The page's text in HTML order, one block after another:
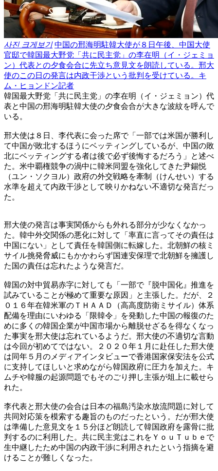
사진 크게보기 中国の邢海明駐韓大使が８日午後、中国大使
官邸で韓国最大野党「共に民主党」の李在明（イ・ジェミョ
ン）代表との夕食会合に先立ち意見文を朗読している。邢大
使のこの日の発言は内政干渉という批判を受けている。キ
ム・ヒョンドン記者
韓国最大野党「共に民主党」の李在明（イ・ジェミョン）代
表と中国の邢海明駐韓大使の夕食会合が大きな波紋を呼んで
いる。
邢大使は８日、李代表に会った席で「一部では米国が勝利し
て中国が敗北するほうにベッティングしているが、中国の敗
北にベッティングする者は後で必ず後悔するだろう」と述べ
た。米中覇権競争の渦中に韓米同盟を強化してきた尹錫悦
（ユン・ソクヨル）政府の外交戦略を牽制（けんせい）する
水準を超えて内政干渉として映りかねない不適切な発言だっ
た。
邢大使の発言は事実関係からも外れる部分が少なくなかっ
た。韓中外交関係の悪化に対して「率直に言ってその責任は
中国にない」として責任を韓国側に転嫁した。北朝鮮の核ミ
サイル挑発脅威にもかかわらず国連安保理で北朝鮮を擁護し
た国の責任は忘れたような発言だ。
韓国の対中貿易赤字に対しても「一部で『脱中国化』推進を
試みていることが極めて重要な原因」と主張した。だが、２
０１６年在韓米軍のＴＨＡＡＤ（高高度防衛ミサイル）体系
配備を理由にいわゆる「限韓令」を発動した中国の報復のた
めに多くの韓国企業が中国市場から離脱せざるを得なくなっ
た事実を邢大使は忘れているようだ。邢大使の不適切な言動
は今回が初めてではない。２０２０年１月に赴任した邢大使
は同年５月のメディアインタビューで香港国家保安法を公式
に支持してほしいと求めながら韓国政府に圧力を加えた。キ
ムチや韓服の起源問題でもそのごり押し主張が俎上に載せら
れた。
李代表と邢大使の会合は日本の福島汚染水放流問題に対して
共同対応策を模索する趣旨のものだったという。だが邢大使
は準備した意見文を１５分ほど朗読して韓国政府を露骨に批
判するのに利用した。共に民主党はこれをＹｏｕＴｕｂｅで
生中継したため中国の内政干渉に利用されたという指摘を避
けることが難しくなった。